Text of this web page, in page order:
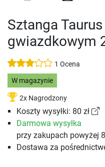
Sztanga
gwiazdkowym
1 Ocena
W magazynie
2x Nagrodzony
Koszty wysyłki: 80 zł
Darmowa wysyłka
przy zakupach powyżej
Dostawa za